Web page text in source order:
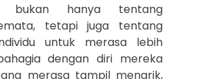
bukan hanya tentang
tetapi juga tentang
untuk merasa lebih
dengan diri mereka
merasa tampil menarik,